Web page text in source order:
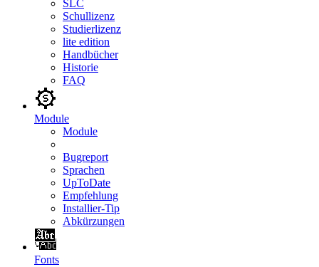
SLC
Schullizenz
Studierlizenz
lite edition
Handbücher
Historie
FAQ
Module
Module
Bugreport
Sprachen
UpToDate
Empfehlung
Installier-Tip
Abkürzungen
Fonts